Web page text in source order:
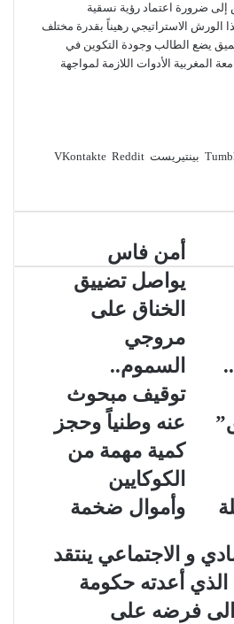
إلى ضرورة اعتماد رؤية نسقية
الورش الاستراتيجي رهيناً بقدرة مختلف
يضع الطالب وجودة التكوين في
المغربية الأدوات اللازمة لمواجهة
بينتيريست
أمن فاس
يواصل تضييق
الخناق على
مروجي
السموم..
توقيف مبحوث
عنه وطنياً وحجز
كمية مهمة من
الكوكايين
وأموال ضخمة
و الاجتماعي ينتقد
أعدته حكومة
فرضه على